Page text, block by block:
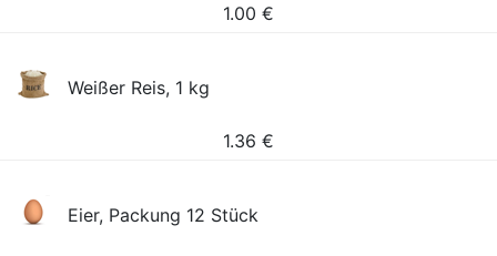
1.00 €
Weißer Reis, 1 kg
1.36 €
Eier, Packung 12 Stück